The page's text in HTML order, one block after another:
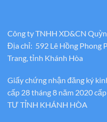
Công ty TNHH XD&CN
Địa chỉ: 592 Lê Hồng Phong
Trang, tỉnh Khánh Hòa
Giấy chứng nhận đăng ký
cấp 28 tháng 8 năm 2020
TƯ TỈNH KHÁNH HÒA